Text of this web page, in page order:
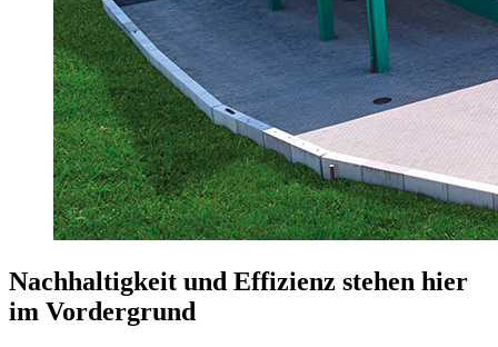
Nachhaltigkeit und Effizienz stehen hier
im Vordergrund